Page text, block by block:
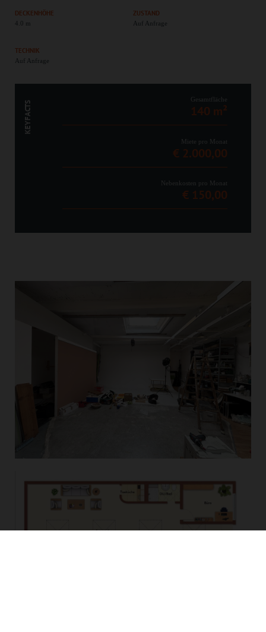
DECKENHÖHE
4.0 m
ZUSTAND
Auf Anfrage
TECHNIK
Auf Anfrage
Gesamtfläche
140 m²
Miete pro Monat
€ 2.000,00
Nebenkosten pro Monat
€ 150,00
KEYFACTS